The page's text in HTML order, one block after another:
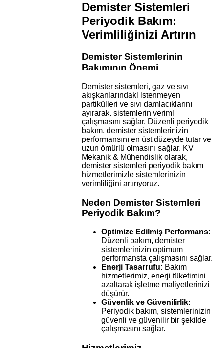
Demister Sistemleri
Periyodik Bakım:
Verimliliğinizi Artırın
Demister Sistemlerinin
Bakımının Önemi
Demister sistemleri, gaz ve sıvı
akışkanlarındaki istenmeyen
partikülleri ve sıvı damlacıklarını
ayırarak, sistemlerin verimli
çalışmasını sağlar. Düzenli periyodik
bakım, demister sistemlerinizin
performansını en üst düzeyde tutar ve
uzun ömürlü olmasını sağlar. KV
Mekanik & Mühendislik olarak,
demister sistemleri periyodik bakım
hizmetlerimizle sistemlerinizin
verimliliğini artırıyoruz.
Neden Demister Sistemleri
Periyodik Bakım?
Optimize Edilmiş Performans:
Düzenli bakım, demister
sistemlerinizin optimum
performansta çalışmasını sağlar.
Enerji Tasarrufu: Bakım
hizmetlerimiz, enerji tüketimini
azaltarak işletme maliyetlerinizi
düşürür.
Güvenlik ve Güvenilirlik:
Periyodik bakım, sistemlerinizin
güvenli ve güvenilir bir şekilde
çalışmasını sağlar.